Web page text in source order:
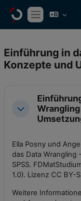
Website-
Einführung in
Konzepte und
Einklappen
Ella Posny und
das Data
SPSS.
1.0). Lizenz CC BY-
Weitere